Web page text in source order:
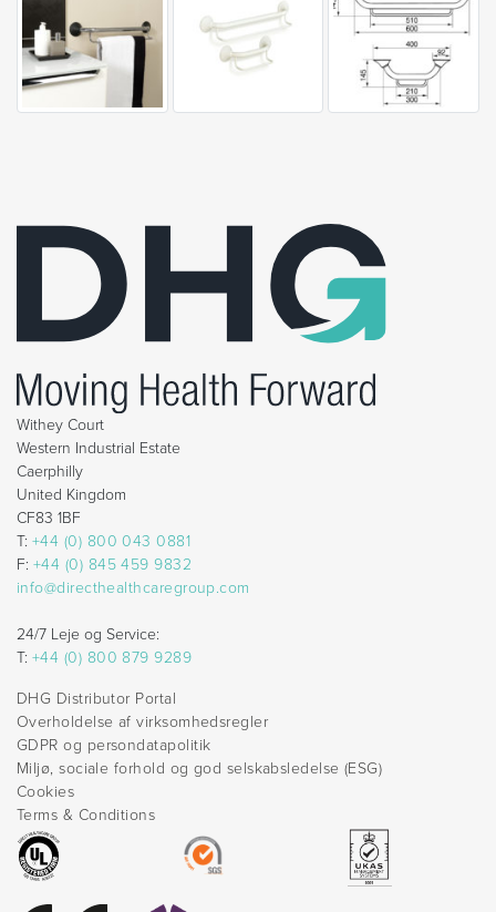
Withey Court
Western Industrial Estate
Caerphilly
United Kingdom
CF83 1BF
T: +44 (0) 800 043 0881
F: +44 (0) 845 459 9832
info@directhealthcaregroup.com
24/7 Leje og Service:
T: +44 (0) 800 879 9289
DHG Distributor Portal
Overholdelse af virksomhedsregler
GDPR og persondatapolitik
Miljø, sociale forhold og god selskabsledelse (ESG)
Cookies
Terms & Conditions